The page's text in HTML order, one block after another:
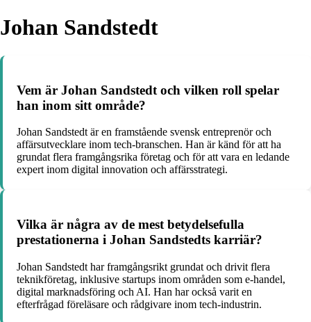
Johan Sandstedt
Vem är Johan Sandstedt och vilken roll spelar
han inom sitt område?
Johan Sandstedt är en framstående svensk entreprenör och
affärsutvecklare inom tech-branschen. Han är känd för att ha
grundat flera framgångsrika företag och för att vara en ledande
expert inom digital innovation och affärsstrategi.
Vilka är några av de mest betydelsefulla
prestationerna i Johan Sandstedts karriär?
Johan Sandstedt har framgångsrikt grundat och drivit flera
teknikföretag, inklusive startups inom områden som e-handel,
digital marknadsföring och AI. Han har också varit en
efterfrågad föreläsare och rådgivare inom tech-industrin.